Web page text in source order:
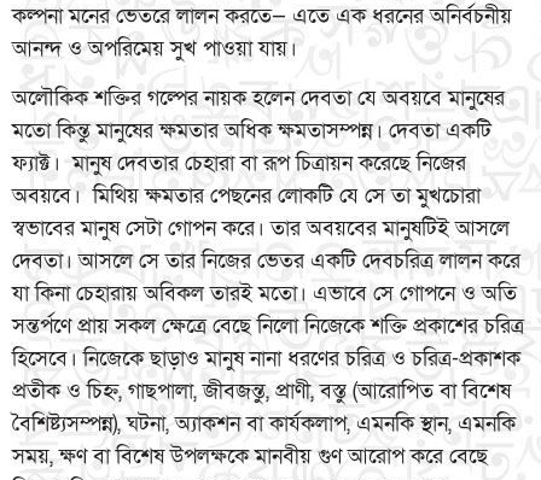
কল্পনা মনের ভেতরে লালন করতে— এতে এক ধরনের অনির্বচনীয়
আনন্দ ও অপরিমেয় সুখ পাওয়া যায়।
অলৌকিক শক্তির গল্পের নায়ক হলেন দেবতা যে অবয়বে মানুষের
মতো কিন্তু মানুষের ক্ষমতার অধিক ক্ষমতাসম্পন্ন। দেবতা একটি
ফ্যাক্ট। মানুষ দেবতার চেহারা বা রূপ চিত্রায়ন করেছে নিজের
অবয়বে। মিথিয় ক্ষমতার পেছনের লোকটি যে সে তা মুখচোরা
স্বভাবের মানুষ সেটা গোপন করে। তার অবয়বের মানুষটিই আসলে
দেবতা। আসলে সে তার নিজের ভেতর একটি দেবচরিত্র লালন করে
যা কিনা চেহারায় অবিকল তারই মতো। এভাবে সে গোপনে ও অতি
সন্তর্পণে প্রায় সকল ক্ষেত্রে বেছে নিলো নিজেকে শক্তি প্রকাশের চরিত্র
হিসেবে। নিজেকে ছাড়াও মানুষ নানা ধরণের চরিত্র ও চরিত্র-প্রকাশক
প্রতীক ও চিহ্ন, গাছপালা, জীবজন্তু, প্রাণী, বস্তু (আরোপিত বা বিশেষ
বৈশিষ্ট্যসম্পন্ন), ঘটনা, অ্যাকশন বা কার্যকলাপ, এমনকি স্থান, এমনকি
সময়, ক্ষণ বা বিশেষ উপলক্ষকে মানবীয় গুণ আরোপ করে বেছে